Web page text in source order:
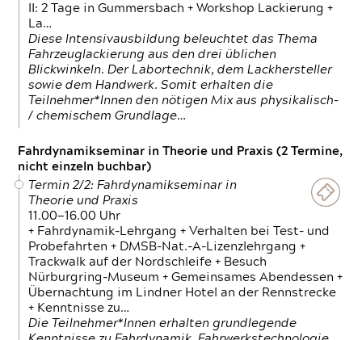
II: 2 Tage in Gummersbach + Workshop Lackierung +
La…
Diese Intensivausbildung beleuchtet das Thema
Fahrzeuglackierung aus den drei üblichen
Blickwinkeln. Der Labortechnik, dem Lackhersteller
sowie dem Handwerk. Somit erhalten die
Teilnehmer*Innen den nötigen Mix aus physikalisch-
/ chemischem Grundlage…
Fahrdynamikseminar in Theorie und Praxis (2 Termine,
nicht einzeln buchbar)
Termin 2/2: Fahrdynamikseminar in
Theorie und Praxis
11.00—16.00 Uhr
+ Fahrdynamik-Lehrgang + Verhalten bei Test- und
Probefahrten + DMSB-Nat.-A-Lizenzlehrgang +
Trackwalk auf der Nordschleife + Besuch
Nürburgring-Museum + Gemeinsames Abendessen +
Übernachtung im Lindner Hotel an der Rennstrecke
+ Kenntnisse zu…
Die Teilnehmer*Innen erhalten grundlegende